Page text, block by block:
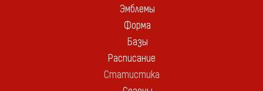
Эмблемы
Форма
Базы
Расписание
Статистика